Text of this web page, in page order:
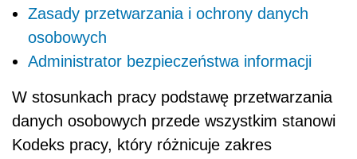
Zasady przetwarzania i ochrony danych
osobowych
Administrator bezpieczeństwa informacji
W stosunkach pracy podstawę przetwarzania
danych osobowych przede wszystkim stanowi
Kodeks pracy, który różnicuje zakres